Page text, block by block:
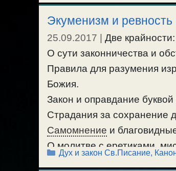
Экуменизм и ревность
25.09.2017
Две
О сути законничества и
Правила для разумения
Божия.
Закон и оправдание буквой
Страдания за сохранение
Самомнение и
О молитве с еретиками,
#воляБожия
Рубрики
Дух и закон Св.Писание,